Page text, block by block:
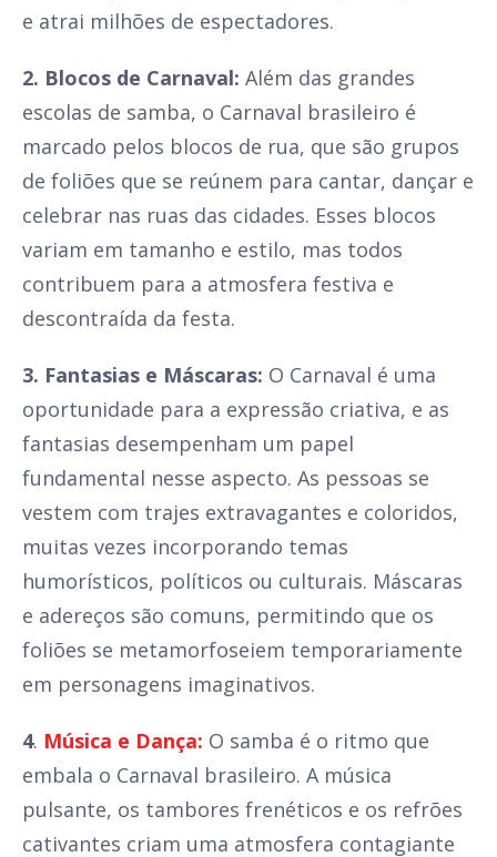
e atrai milhões de espectadores.
2. Blocos de Carnaval: Além das grandes
escolas de samba, o Carnaval brasileiro é
marcado pelos blocos de rua, que são grupos
de foliões que se reúnem para cantar, dançar e
celebrar nas ruas das cidades. Esses blocos
variam em tamanho e estilo, mas todos
contribuem para a atmosfera festiva e
descontraída da festa.
3. Fantasias e Máscaras: O Carnaval é uma
oportunidade para a expressão criativa, e as
fantasias desempenham um papel
fundamental nesse aspecto. As pessoas se
vestem com trajes extravagantes e coloridos,
muitas vezes incorporando temas
humorísticos, políticos ou culturais. Máscaras
e adereços são comuns, permitindo que os
foliões se metamorfoseiem temporariamente
em personagens imaginativos.
4. Música e Dança: O samba é o ritmo que
embala o Carnaval brasileiro. A música
pulsante, os tambores frenéticos e os refrões
cativantes criam uma atmosfera contagiante